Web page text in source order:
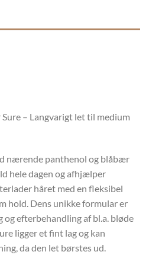
– Langvarigt let til medium
nærende panthenol og blåbær
hele dagen og afhjælper
håret med en fleksibel
hold. Dens unikke formular er
efterbehandling af bl.a. bløde
ligger et fint lag og kan
da den let børstes ud.